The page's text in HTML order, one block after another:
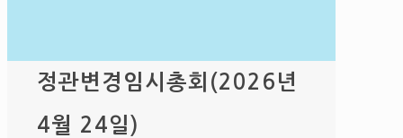
정관변경임시총회(2026년
4월 24일)